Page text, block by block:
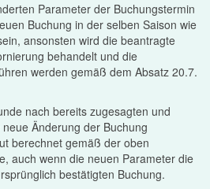
Parameter der Buchungstermin
Buchung in der selben Saison wie
ansonsten wird die beantragte
behandelt und die
werden gemäß dem Absatz 20.7.
nach bereits zugesagten und
Änderung der Buchung
berechnet gemäß der oben
auch wenn die neuen Parameter die
bestätigten Buchung.